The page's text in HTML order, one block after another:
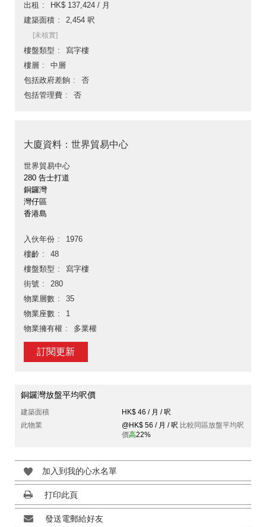
出租
HK$ 137,424 / 月
建築面積
2,454 呎
[未核實]
樓盤類型
寫字樓
樓層
中層
包括政府差餉
否
包括管理費
否
大廈資料：世界貿易中心
世界貿易中心
280 告士打道
銅鑼灣
灣仔區
香港島
入伙年份
1976
樓齡
48
樓盤類型
寫字樓
街號
280
物業層數
35
物業座數
1
物業擁有權
多業權
訂閱更新
銅鑼灣放盤平均呎價
建築面積
HK$ 46 / 月 / 呎
此物業
@HK$ 56 / 月 / 呎 比較同區放盤平均呎
價高22%
加入到我的心水名單
打印此頁
發送電郵給好友